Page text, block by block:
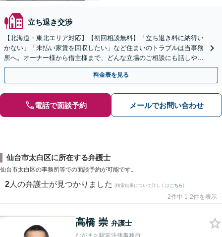
立ち退き交渉
【北海道・東北エリア対応】【初回相談無料】「立ち退き料に納得い
かない」「未払い家賃を回収したい」など住まいのトラブルは当事務
所へ。オーナー様から借主様まで、どんな立場のご相談にも話しやす
い弁護士が対応します。ＷＥＢ面談可。
料金表を見る
電話で面談予約 メールでお問い合わせ
仙台市太白区に所在する弁護士
仙台市太白区の事務所等での面談予約が可能です。
2 人の弁護士が見つかりました (検索結果について詳しくは こちら)
2件中 1-2件を表示
高橋 崇 弁護士
ながまち駅前法律事務所